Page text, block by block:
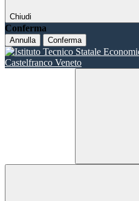
Chiudi
Conferma
Annulla Conferma